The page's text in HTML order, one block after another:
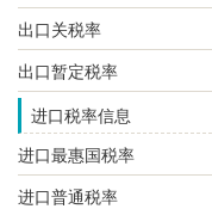
出口关税率
出口暂定税率
进口税率信息
进口最惠国税率
进口普通税率